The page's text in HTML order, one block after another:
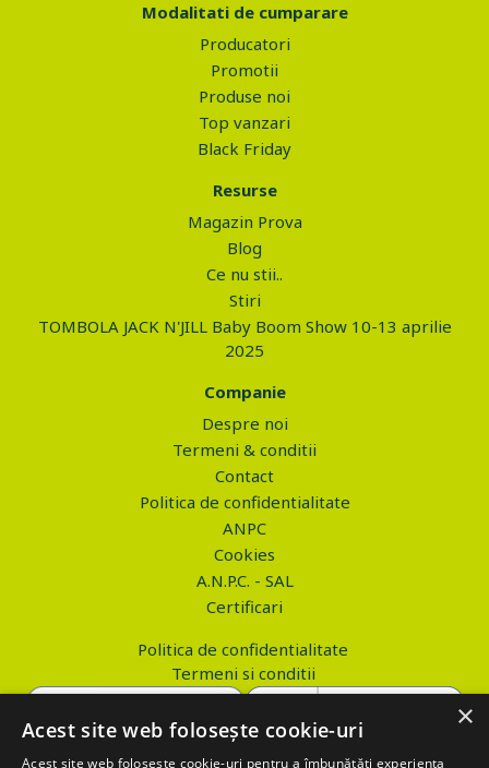
Modalitati de cumparare
Producatori
Promotii
Produse noi
Top vanzari
Black Friday
Resurse
Magazin Prova
Blog
Ce nu stii..
Stiri
TOMBOLA JACK N'JILL Baby Boom Show 10-13 aprilie
2025
Companie
Despre noi
Termeni & conditii
Contact
Politica de confidentialitate
ANPC
Cookies
A.N.P.C. - SAL
Certificari
Politica de confidentialitate
Termeni si conditii
×
Acest site web folosește cookie-uri
Acest site web folosește cookie-uri pentru a îmbunătăți experiența